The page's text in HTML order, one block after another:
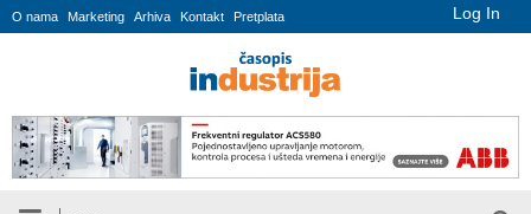
Log In
O nama Marketing Arhiva Kontakt Pretplata